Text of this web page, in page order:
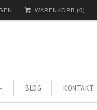
WARENKORB (0)
BLOG KONTAKT